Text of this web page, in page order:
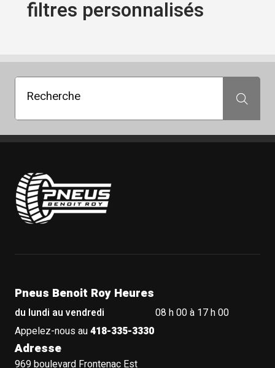
filtres personnalisés
Recherche Recherche
Pneus Benoit Roy
Pneus Benoit Roy Heures
du lundi au vendredi
08 h 00 à 17 h 00
Appelez-nous au418-335-3330
Adresse
969 boulevard Frontenac Est